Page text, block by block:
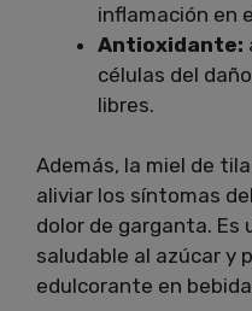
inflamación en
Antioxidante:
células del
libres.
Además, la miel de
aliviar los síntomas
dolor de garganta.
saludable al azúcar y
edulcorante en